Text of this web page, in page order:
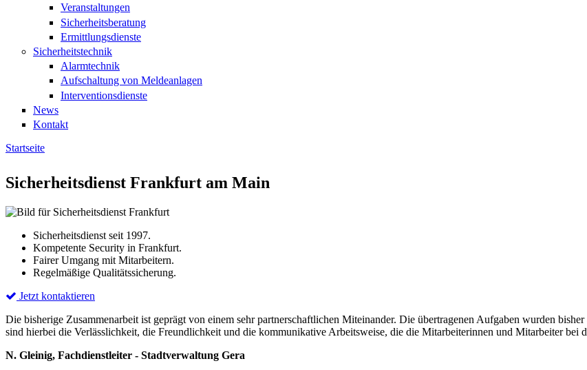
Veranstaltungen
Sicherheitsberatung
Ermittlungsdienste
Sicherheitstechnik
Alarmtechnik
Aufschaltung von Meldeanlagen
Interventionsdienste
News
Kontakt
Startseite
Sicherheitsdienst Frankfurt am Main
Sicherheitsdienst seit 1997.
Kompetente Security in Frankfurt.
Fairer Umgang mit Mitarbeitern.
Regelmäßige Qualitätssicherung.
Jetzt kontaktieren
Die bisherige Zusammenarbeit ist geprägt von einem sehr partnerschaftlichen Miteinander. Die übertragenen Aufgaben wurden
sind hierbei die Verlässlichkeit, die Freundlichkeit und die kommunikative Arbeitsweise, die die Mitarbeiterinnen und Mitarbeiter bei
N. Gleinig, Fachdienstleiter - Stadtverwaltung Gera